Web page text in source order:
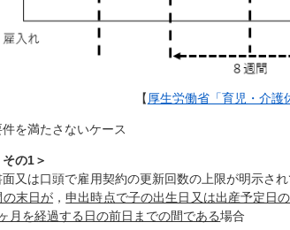
【厚生労働省「育児・介護
件を満たさないケース
その1＞
面又は口頭で雇用契約の更新回数の上限が明示され
の末日が ，申出時点で子の出生日又は出産予定日
月を経過する日の前日までの間である場合